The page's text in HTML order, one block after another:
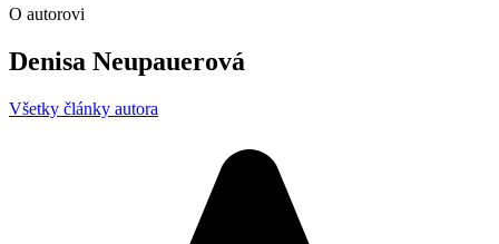
O autorovi
Denisa Neupauerová
Všetky články autora